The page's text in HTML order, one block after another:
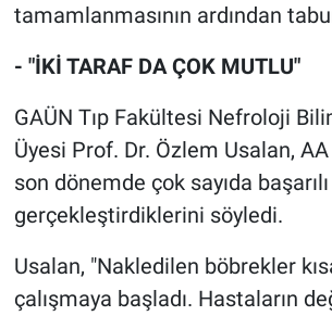
tamamlanmasının ardından
- "İKİ TARAF DA ÇOK MUTLU"
GAÜN Tıp Fakültesi Nefroloji
Üyesi Prof. Dr. Özlem Usalan,
son dönemde çok sayıda
gerçekleştirdiklerini söyledi.
Usalan, "Nakledilen böbrekler
çalışmaya başladı. Hastaların